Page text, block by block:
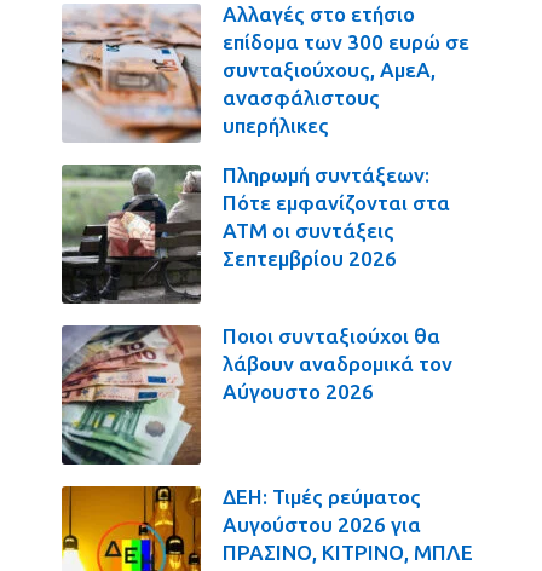
Αλλαγές στο ετήσιο
επίδομα των 300 ευρώ σε
συνταξιούχους, ΑμεΑ,
ανασφάλιστους
υπερήλικες
Πληρωμή συντάξεων:
Πότε εμφανίζονται στα
ΑΤΜ οι συντάξεις
Σεπτεμβρίου 2026
Ποιοι συνταξιούχοι θα
λάβουν αναδρομικά τον
Αύγουστο 2026
ΔΕΗ: Τιμές ρεύματος
Αυγούστου 2026 για
ΠΡΑΣΙΝΟ, ΚΙΤΡΙΝΟ, ΜΠΛΕ